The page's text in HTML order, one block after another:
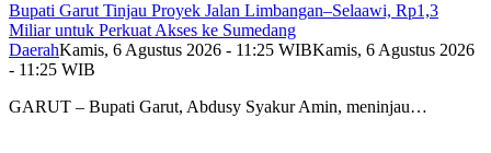
Bupati Garut Tinjau Proyek Jalan Limbangan–Selaawi, Rp1,3
Miliar untuk Perkuat Akses ke Sumedang
DaerahKamis, 6 Agustus 2026 - 11:25 WIBKamis, 6 Agustus 2026
- 11:25 WIB
GARUT – Bupati Garut, Abdusy Syakur Amin, meninjau…